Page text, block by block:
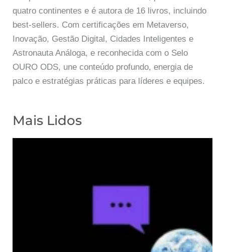
quatro continentes e é autora de 16 livros, incluindo
best-sellers. Com certificações em Metaverso,
Inovação, Gestão Digital, Cidades Inteligentes e
Astronauta Análoga, e reconhecida com o Selo
OURO ODS, une conteúdo profundo, energia de
palco e estratégias práticas para líderes e equipes.
Mais Lidos